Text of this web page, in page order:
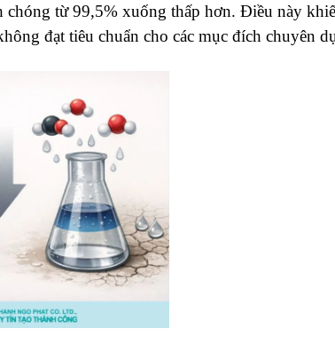
từ 99,5% xuống thấp hơn. Điều này
đạt tiêu chuẩn cho các mục đích chuyên